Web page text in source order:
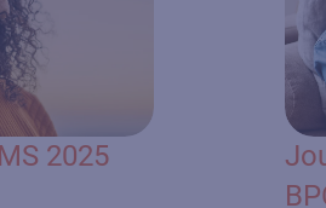
2025